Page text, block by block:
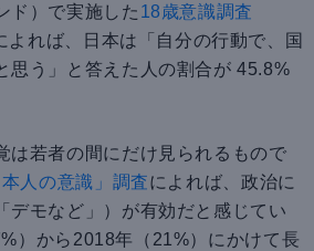
ド）で実施した 18歳意識調査
よれば、日本は「自分の行動で、国
思う」と答えた人の割合が 45.8%
は若者の間にだけ見られるもので
本人の意識」調査によれば、政治に
デモなど」）が有効だと感じてい
）から2018年（21%）にかけて長